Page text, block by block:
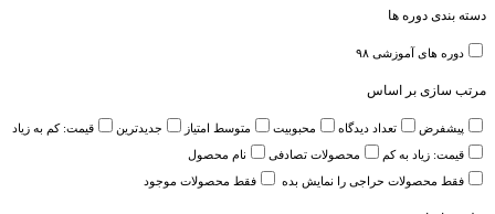
دسته بندی دوره ها
دوره های آموزشی ۹۸
مرتب سازی بر اساس
پیشفرض تعداد دیدگاه محبوبیت متوسط امتیاز جدیدترین
قیمت: کم به زیاد
قیمت: زیاد به کم
محصولات تصادفی
نام محصول
فقط محصولات حراجی را نمایش بده
فقط محصولات موجود